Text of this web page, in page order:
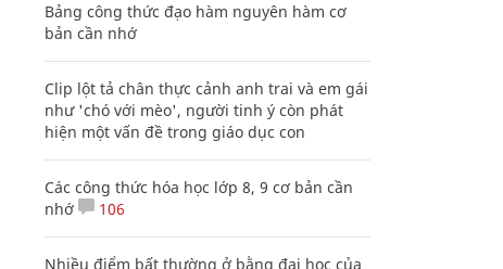
Bảng công thức đạo hàm nguyên hàm cơ
bản cần nhớ
Clip lột tả chân thực cảnh anh trai và em gái
như 'chó với mèo', người tinh ý còn phát
hiện một vấn đề trong giáo dục con
Các công thức hóa học lớp 8, 9 cơ bản cần
nhớ
106
Nhiều điểm bất thường ở bằng đại học của